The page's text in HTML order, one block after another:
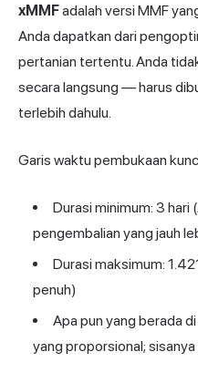
xMMFadalah versi MMF
Anda dapatkan dari
pertanian tertentu. Anda
secara langsung — harus
terlebih dahulu.
Garis waktu pembukaan
Durasi minimum: 3 hari
pengembalian yang jauh
Durasi maksimum:
penuh)
Apa pun yang berada
yang proporsional; sisanya